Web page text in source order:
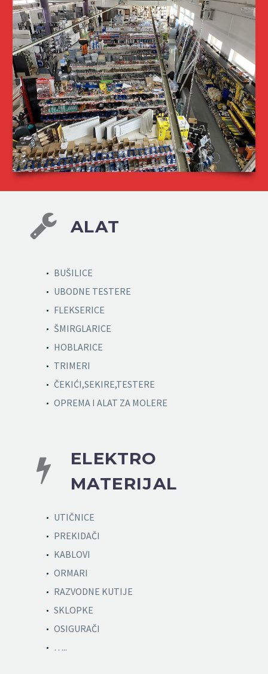

 ALAT
BUŠILICE
UBODNE TESTERE
FLEKSERICE
ŠMIRGLARICE
HOBLARICE
TRIMERI
ČEKIĆI,SEKIRE,TESTERE
OPREMA I ALAT ZA MOLERE


ELEKTRO
MATERIJAL
UTIČNICE
PREKIDAČI
KABLOVI
ORMARI
RAZVODNE KUTIJE
SKLOPKE
OSIGURAČI
…..